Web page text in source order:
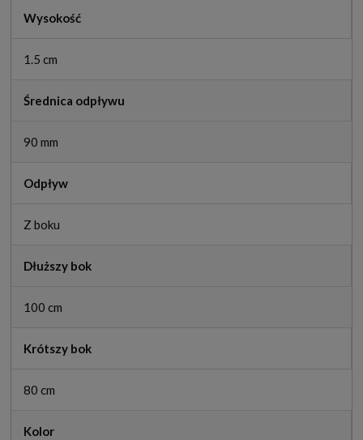
Wysokość
1.5 cm
Średnica odpływu
90 mm
Odpływ
Z boku
Dłuższy bok
100 cm
Krótszy bok
80 cm
Kolor